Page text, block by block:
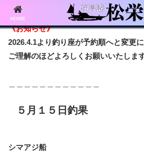
《お知らせ》
2026.4.1より釣り座が予約順へと変更
ご理解のほどよろしくお願いいたしま
５月１５日釣果
シマアジ船
HOME